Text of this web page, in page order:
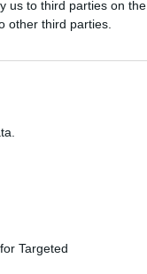
us to third parties on the
other third parties.
Targeted